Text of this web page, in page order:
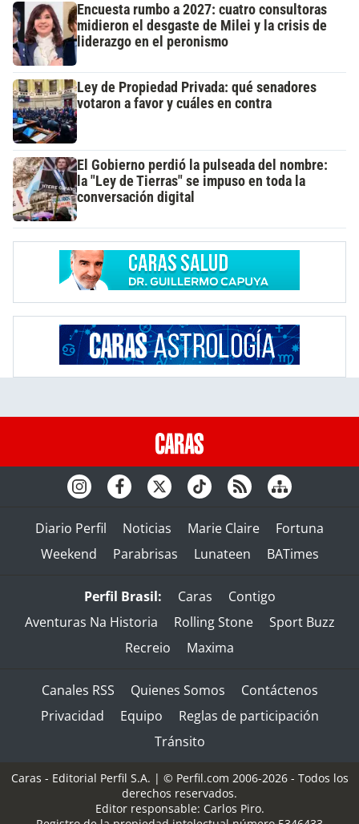
Encuesta rumbo a 2027: cuatro consultoras
midieron el desgaste de Milei y la crisis de
liderazgo en el peronismo
Ley de Propiedad Privada: qué senadores
votaron a favor y cuáles en contra
El Gobierno perdió la pulseada del nombre:
la "Ley de Tierras" se impuso en toda la
conversación digital
Diario Perfil Noticias Marie Claire
Fortuna
Weekend
Parabrisas Lunateen BATimes
Perfil Brasil: Caras
Contigo
Aventuras Na Historia
Rolling Stone
Sport Buzz
Recreio
Maxima
Canales RSS Quienes Somos
Contáctenos
Privacidad
Equipo
Reglas de participación
Tránsito
Caras - Editorial Perfil S.A. | © Perfil.com 2006-2026 - Todos los
derechos reservados.
Editor responsable: Carlos Piro.